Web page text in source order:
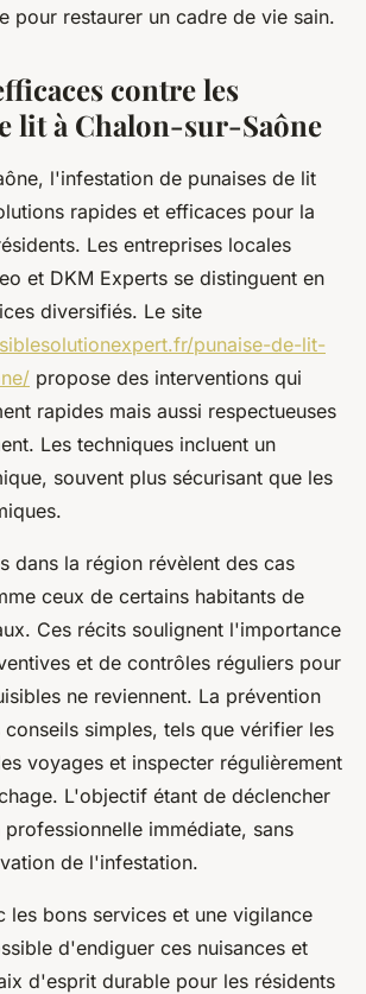
pour restaurer un cadre de vie sain.
contre les
lit à Chalon-sur-Saône
l'infestation de punaises de lit
rapides et efficaces pour la
Les entreprises locales
et DKM Experts se distinguent en
diversifiés. Le site
punaise-de-lit-
propose des interventions qui
rapides mais aussi respectueuses
Les techniques incluent un
souvent plus sécurisant que les
dans la région révèlent des cas
ceux de certains habitants de
Ces récits soulignent l'importance
et de contrôles réguliers pour
ne reviennent. La prévention
simples, tels que vérifier les
voyages et inspecter régulièrement
L'objectif étant de déclencher
immédiate, sans
de l'infestation.
les bons services et une vigilance
d'endiguer ces nuisances et
d'esprit durable pour les résidents